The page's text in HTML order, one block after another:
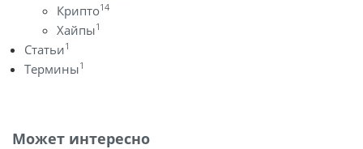
Крипто14
Хайпы1
Статьи1
Термины1
Может интересно